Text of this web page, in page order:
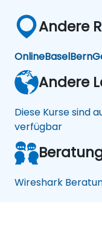
Andere
OnlineBaselBern
Andere
Diese Kurse sind
verfügbar
Wireshark